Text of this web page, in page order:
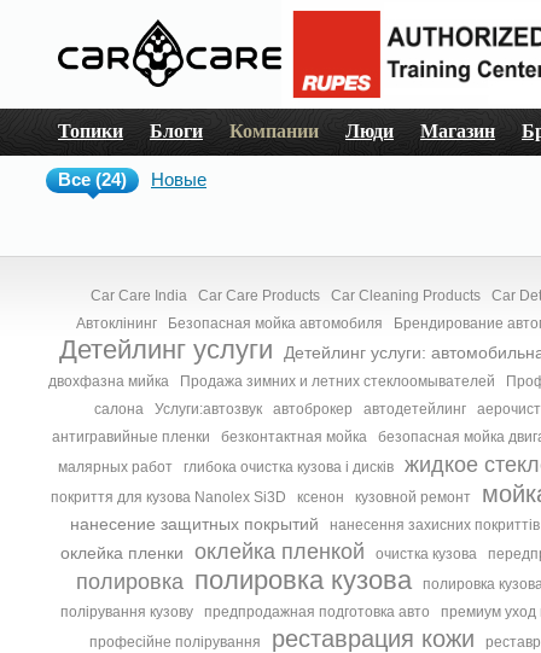
Топики Блоги Компании Люди Магазин
Все (24) Новые
Car Care India Car Care Products Car Cleaning Products
Car
Автоклінинг
Безопасная мойка автомобиля Брендирование
Детейлинг услуги Детейлинг услуги:
двохфазна мийка Продажа зимних и летних стеклоомывателей
салона
Услуги:автозвук автоброкер автодетейлинг
антигравийные пленки
безконтактная мойка
безопасная мойка
малярных работ
глибока очистка кузова і дисків жидкое
покриття для кузова Nanolex Si3D ксенон кузовной ремонт
нанесение защитных покрытий нанесення захисних покриттів
оклейка пленки оклейка пленкой очистка кузова
полировка полировка кузова
полировка
полірування кузову
предпродажная подготовка авто
премиум
професійне полірування
реставрация кожи